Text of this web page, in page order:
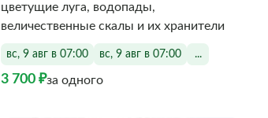
цветущие луга, водопады,
величественные скалы и их хранители
вс, 9 авг в 07:00 вс, 9 авг в 07:00 ...
3 700 ₽за одного